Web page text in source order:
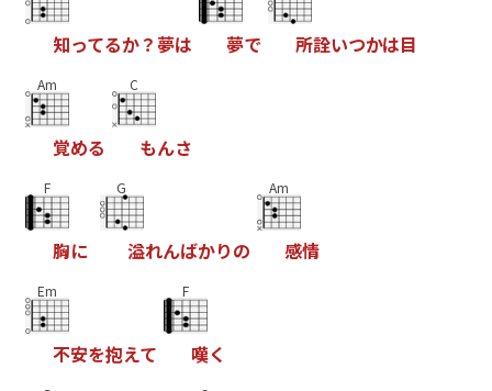
知ってるか？ 夢は 夢で 所詮いつかは目
Am
覚める
C
もんさ
F
胸に
G
溢れんばかりの
Am
感情
Em
不安を抱えて
F
嘆く